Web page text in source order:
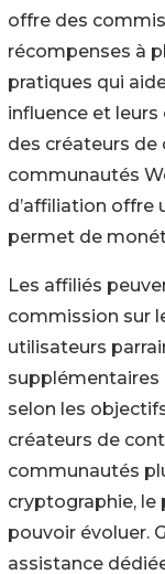
offre des
récompenses à
pratiques qui
influence et leurs
des créateurs de
communautés
d’affiliation offre
permet de
Les affiliés
commission sur
utilisateurs
selon les
créateurs de
communautés
cryptographie, le
pouvoir évoluer.
assistance